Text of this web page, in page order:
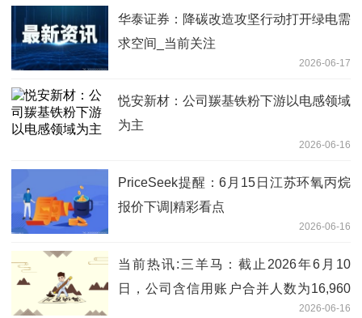
华泰证券：降碳改造攻坚行动打开绿电需
求空间_当前关注
2026-06-17
悦安新材：公司羰基铁粉下游以电感领域
为主
2026-06-16
PriceSeek提醒：6月15日江苏环氧丙烷
报价下调|精彩看点
2026-06-16
当前热讯:三羊马：截止2026年6月10
日，公司含信用账户合并人数为16,960
2026-06-16